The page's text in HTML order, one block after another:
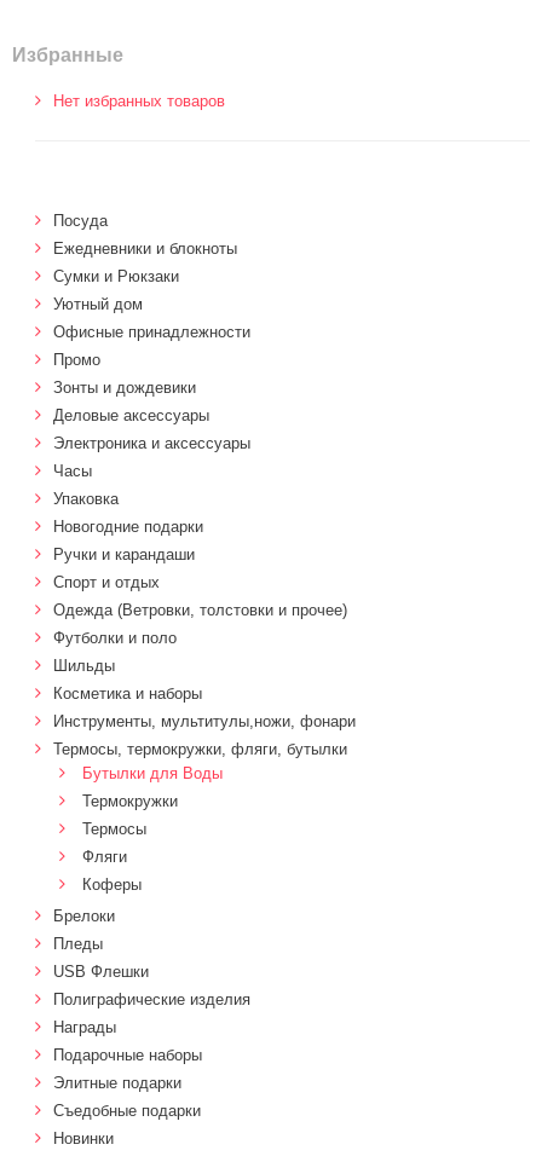
Избранные
Нет избранных товаров
Посуда
Ежедневники и блокноты
Сумки и Рюкзаки
Уютный дом
Офисные принадлежности
Промо
Зонты и дождевики
Деловые аксессуары
Электроника и аксессуары
Часы
Упаковка
Новогодние подарки
Ручки и карандаши
Спорт и отдых
Одежда (Ветровки, толстовки и прочее)
Футболки и поло
Шильды
Косметика и наборы
Инструменты, мультитулы,ножи, фонари
Термосы, термокружки, фляги, бутылки
Бутылки для Воды
Термокружки
Термосы
Фляги
Коферы
Брелоки
Пледы
USB Флешки
Полиграфические изделия
Награды
Подарочные наборы
Элитные подарки
Cъедобные подарки
Новинки